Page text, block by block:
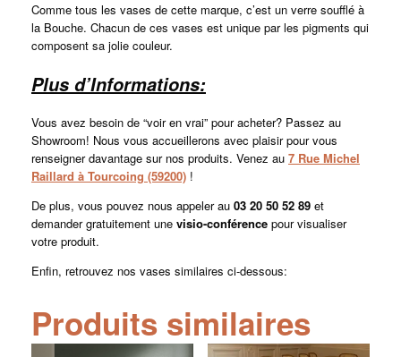
Comme tous les vases de cette marque, c’est un verre soufflé à
la Bouche. Chacun de ces vases est unique par les pigments qui
composent sa jolie couleur.
Plus d’Informations:
Vous avez besoin de “voir en vrai” pour acheter? Passez au
Showroom! Nous vous accueillerons avec plaisir pour vous
renseigner davantage sur nos produits. Venez au 7 Rue Michel
Raillard à Tourcoing (59200) !
De plus, vous pouvez nous appeler au 03 20 50 52 89 et
demander gratuitement une visio-conférence pour visualiser
votre produit.
Enfin, retrouvez nos vases similaires ci-dessous:
Produits similaires